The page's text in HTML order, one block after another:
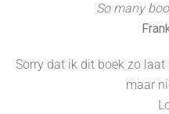
So many
Sorry dat ik dit boek zo
maar